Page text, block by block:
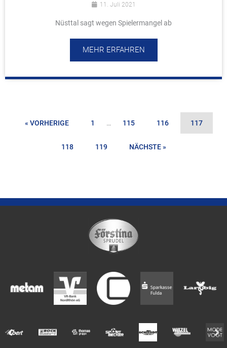
11. Juli 2021
Nüsttal sagt wegen Spielermangel ab
MEHR ERFAHREN
« VORHERIGE 1 … 115 116 117
118 119 NÄCHSTE »